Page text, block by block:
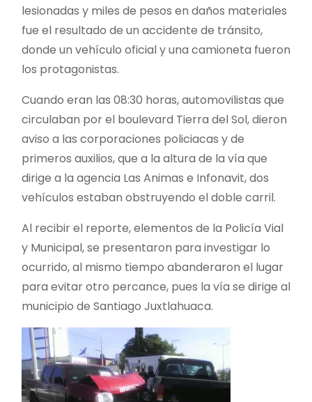
lesionadas y miles de pesos en daños materiales
fue el resultado de un accidente de tránsito,
donde un vehículo oficial y una camioneta fueron
los protagonistas.
Cuando eran las 08:30 horas, automovilistas que
circulaban por el boulevard Tierra del Sol, dieron
aviso a las corporaciones policiacas y de
primeros auxilios, que a la altura de la vía que
dirige a la agencia Las Animas e Infonavit, dos
vehículos estaban obstruyendo el doble carril.
Al recibir el reporte, elementos de la Policía Vial
y Municipal, se presentaron para investigar lo
ocurrido, al mismo tiempo abanderaron el lugar
para evitar otro percance, pues la vía se dirige al
municipio de Santiago Juxtlahuaca.